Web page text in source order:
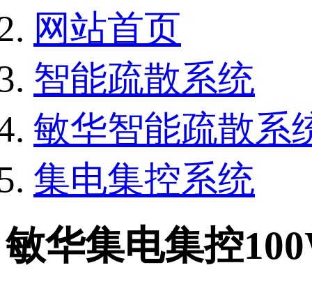
网站首页
智能疏散系统
敏华智能疏散系
集电集控系统
敏华集电集控